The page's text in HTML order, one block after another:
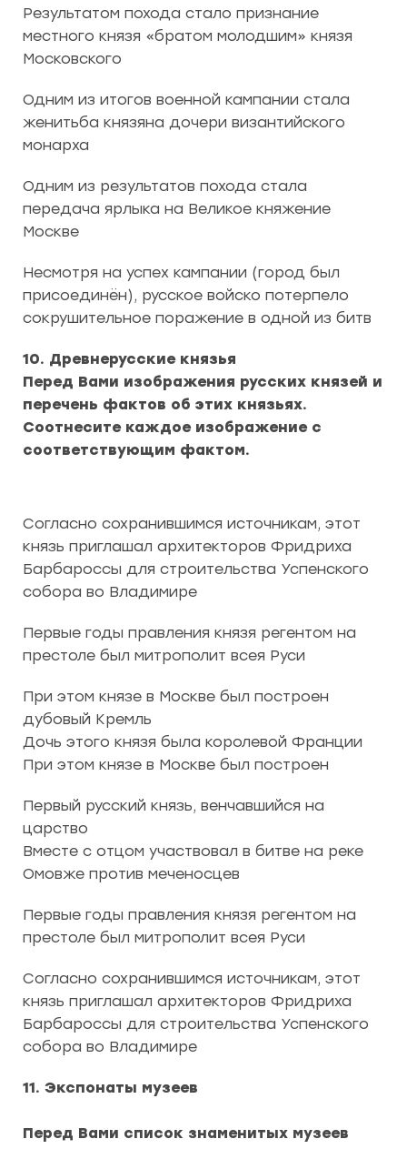
Результатом похода стало признание
местного князя «братом молодшим» князя
Московского
Одним из итогов военной кампании стала
женитьба князяна дочери византийского
монарха
Одним из результатов похода стала
передача ярлыка на Великое княжение
Москве
Несмотря на успех кампании (город был
присоединён), русское войско потерпело
сокрушительное поражение в одной из битв
10. Древнерусские князья
Перед Вами изображения русских князей и
перечень фактов об этих князьях.
Соотнесите каждое изображение с
соответствующим фактом.
Согласно сохранившимся источникам, этот
князь приглашал архитекторов Фридриха
Барбароссы для строительства Успенского
собора во Владимире
Первые годы правления князя регентом на
престоле был митрополит всея Руси
При этом князе в Москве был построен
дубовый Кремль
Дочь этого князя была королевой Франции
При этом князе в Москве был построен
Первый русский князь, венчавшийся на
царство
Вместе с отцом участвовал в битве на реке
Омовже против меченосцев
Первые годы правления князя регентом на
престоле был митрополит всея Руси
Согласно сохранившимся источникам, этот
князь приглашал архитекторов Фридриха
Барбароссы для строительства Успенского
собора во Владимире
11. Экспонаты музеев
Перед Вами список знаменитых музеев